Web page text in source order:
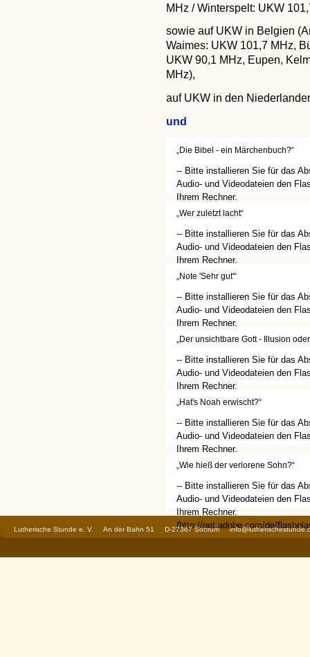
MHz / Winterspelt: UKW
sowie auf UKW in Belgien
Waimes: UKW 101,7 MHz,
UKW 90,1 MHz, Eupen,
MHz),
auf UKW in den
und
„Die Bibel - ein Märchenbuch?“
-- Bitte installieren Sie für das
Audio- und Videodateien den
Ihrem Rechner.
(http://get.adobe.com/de/
„Wer zuletzt lacht“
-- Bitte installieren Sie für das
Audio- und Videodateien den
Ihrem Rechner.
(http://get.adobe.com/de/
„Note 'Sehr gut'“
-- Bitte installieren Sie für das
Audio- und Videodateien den
Ihrem Rechner.
(http://get.adobe.com/de/
„Der unsichtbare Gott - Illusion
-- Bitte installieren Sie für das
Audio- und Videodateien den
Ihrem Rechner.
(http://get.adobe.com/de/
„Hat's Noah erwischt?“
-- Bitte installieren Sie für das
Audio- und Videodateien den
Ihrem Rechner.
(http://get.adobe.com/de/
„Wie hieß der verlorene Sohn?“
-- Bitte installieren Sie für das
Audio- und Videodateien den
Ihrem Rechner.
(http://get.adobe.com/de/
Lutherische Stunde e. V. An der Bahn 51 D-27367 Sottrum